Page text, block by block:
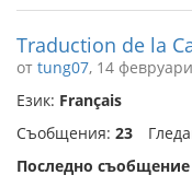
Traduction de la
от tung07, 14
Език: Français
Съобщения: 23
Последно съобщение